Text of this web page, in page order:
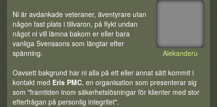
Alekanderu
Ni är avdankade veteraner, äventyrare utan
någon fast plats i tillvaron, på flykt undan
något ni vill lämna bakom er eller bara
vanliga Svenssons som längtar efter
spänning.
Oavsett bakgrund har ni alla på ett eller annat sätt kommit i
kontakt med Eris PMC, en organisation som presenterar sig
som "framtiden inom säkerhetslösningar för klienter med stor
efterfrågan på personlig integritet".